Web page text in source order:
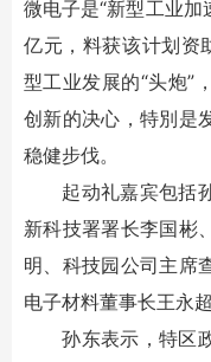
微电子是“新型工业
亿元，料获该计划资
型工业发展的“头炮”
创新的决心，特別是
稳健步伐。
起动礼嘉宾包括孙
新科技署署长李国彬
明、科技园公司主席
电子材料董事长王永超
孙东表示，特区政